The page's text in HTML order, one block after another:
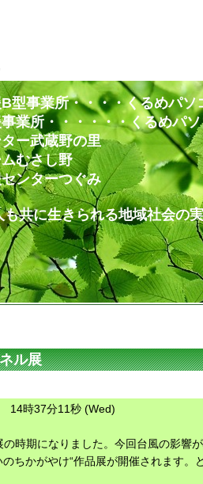
B型事業所・・・・くるめ
・・くるめパソコ
野の里
し野
つぐみ
れる地域社会の実現
ル展
14時37分11秒 (Wed)
時期になりました。今回台風の影響
ちかがやけ“作品展が開催されます。